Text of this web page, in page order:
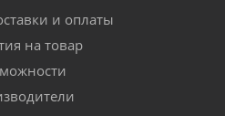
и оплаты
на товар